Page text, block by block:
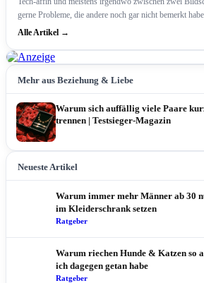
gerne Probleme, die andere noch gar nicht bemerkt
Alle Artikel →
Mehr aus Beziehung & Liebe
Warum sich auffällig viele Paare
trennen | Testsieger-Magazin
Neueste Artikel
Warum immer mehr Männer ab 30
im Kleiderschrank setzen
Ratgeber
Warum riechen Hunde & Katzen so
ich dagegen getan habe
Ratgeber